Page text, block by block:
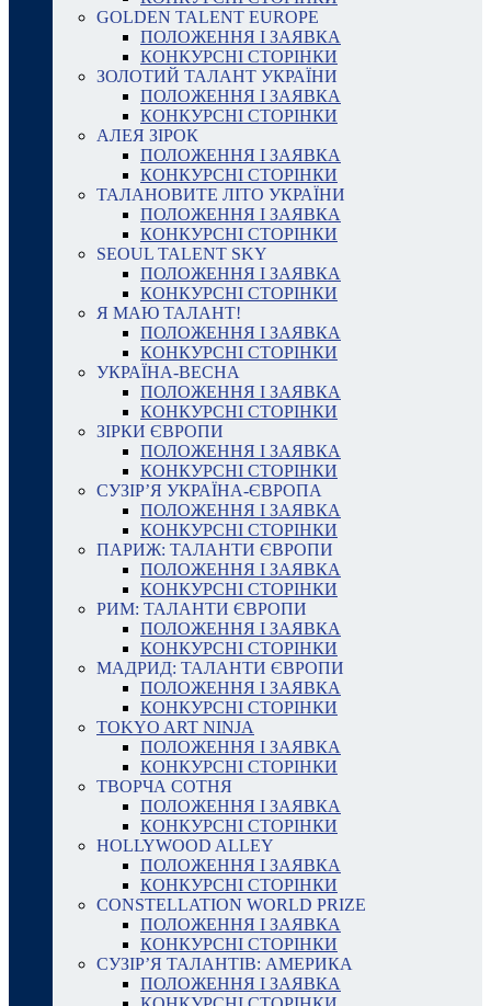
GOLDEN TALENT EUROPE
ПОЛОЖЕННЯ І ЗАЯВКА
КОНКУРСНІ СТОРІНКИ
ЗОЛОТИЙ ТАЛАНТ УКРАЇНИ
ПОЛОЖЕННЯ І ЗАЯВКА
КОНКУРСНІ СТОРІНКИ
АЛЕЯ ЗІРОК
ПОЛОЖЕННЯ І ЗАЯВКА
КОНКУРСНІ СТОРІНКИ
ТАЛАНОВИТЕ ЛІТО УКРАЇНИ
ПОЛОЖЕННЯ І ЗАЯВКА
КОНКУРСНІ СТОРІНКИ
SEOUL TALENT SKY
ПОЛОЖЕННЯ І ЗАЯВКА
КОНКУРСНІ СТОРІНКИ
Я МАЮ ТАЛАНТ!
ПОЛОЖЕННЯ І ЗАЯВКА
КОНКУРСНІ СТОРІНКИ
УКРАЇНА-ВЕСНА
ПОЛОЖЕННЯ І ЗАЯВКА
КОНКУРСНІ СТОРІНКИ
ЗІРКИ ЄВРОПИ
ПОЛОЖЕННЯ І ЗАЯВКА
КОНКУРСНІ СТОРІНКИ
СУЗІР’Я УКРАЇНА-ЄВРОПА
ПОЛОЖЕННЯ І ЗАЯВКА
КОНКУРСНІ СТОРІНКИ
ПАРИЖ: ТАЛАНТИ ЄВРОПИ
ПОЛОЖЕННЯ І ЗАЯВКА
КОНКУРСНІ СТОРІНКИ
РИМ: ТАЛАНТИ ЄВРОПИ
ПОЛОЖЕННЯ І ЗАЯВКА
КОНКУРСНІ СТОРІНКИ
МАДРИД: ТАЛАНТИ ЄВРОПИ
ПОЛОЖЕННЯ І ЗАЯВКА
КОНКУРСНІ СТОРІНКИ
TOKYO ART NINJA
ПОЛОЖЕННЯ І ЗАЯВКА
КОНКУРСНІ СТОРІНКИ
ТВОРЧА СОТНЯ
ПОЛОЖЕННЯ І ЗАЯВКА
КОНКУРСНІ СТОРІНКИ
HOLLYWOOD ALLEY
ПОЛОЖЕННЯ І ЗАЯВКА
КОНКУРСНІ СТОРІНКИ
CONSTELLATION WORLD PRIZE
ПОЛОЖЕННЯ І ЗАЯВКА
КОНКУРСНІ СТОРІНКИ
СУЗІР’Я ТАЛАНТІВ: АМЕРИКА
ПОЛОЖЕННЯ І ЗАЯВКА